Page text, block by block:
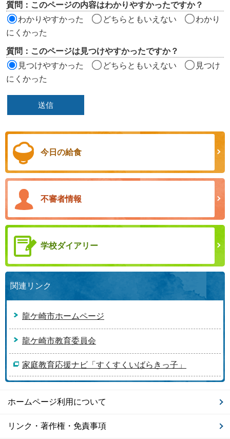
ア
質問：このページの内容はわかりやすかったですか？
わかりやすかった
どちらともいえない
わかり
にくかった
質問：このページは見つけやすかったですか？
見つけやすかった
どちらともいえない
見つけ
にくかった
今日の給食
不審者情報
学校ダイアリー
関連リンク
龍ケ崎市ホームページ
龍ケ崎市教育委員会
家庭教育応援ナビ「すくすくいばらきっ子」
ホームページ利用について
リンク・著作権・免責事項